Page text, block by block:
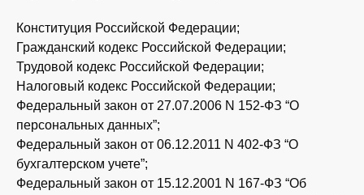
Конституция Российской Федерации;
Гражданский кодекс Российской Федерации;
Трудовой кодекс Российской Федерации;
Налоговый кодекс Российской Федерации;
Федеральный закон от 27.07.2006 N 152-ФЗ “О
персональных данных”;
Федеральный закон от 06.12.2011 N 402-ФЗ “О
бухгалтерском учете”;
Федеральный закон от 15.12.2001 N 167-ФЗ “Об